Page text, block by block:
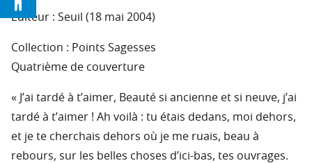
Éditeur : Seuil (18 mai 2004)
Collection : Points Sagesses
Quatrième de couverture
« J’ai tardé à t’aimer, Beauté si ancienne et si neuve, j’ai
tardé à t’aimer ! Ah voilà : tu étais dedans, moi dehors,
et je te cherchais dehors où je me ruais, beau à
rebours, sur les belles choses d’ici-bas, tes ouvrages.